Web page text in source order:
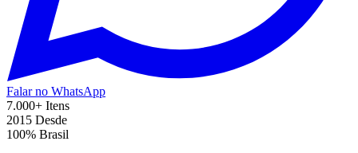
Falar no WhatsApp
7.000+ Itens
2015 Desde
100% Brasil